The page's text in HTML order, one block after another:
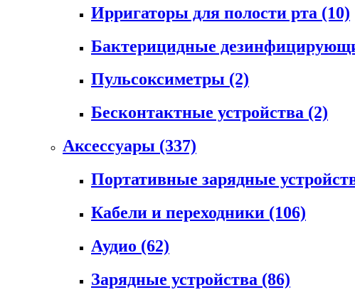
Ирригаторы для полости рта (10)
Бактерицидные
Пульсоксиметры (2)
Бесконтактные устройства (2)
Аксессуары (337)
Портативные зарядные
Кабели и переходники (106)
Аудио (62)
Зарядные устройства (86)